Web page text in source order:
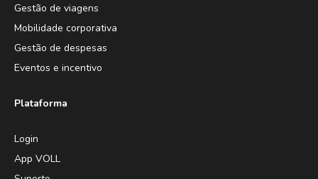
Gestão de viagens
Mobilidade corporativa
Gestão de despesas
Eventos e incentivo
Plataforma
Login
App VOLL